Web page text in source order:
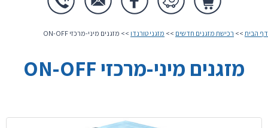
דף הבית >> רכישת מזגנים חדשים >> מזגני טורנדו >> מזגנים מיני-מרכזי ON-OFF
מזגנים מיני-מרכזי ON-OFF